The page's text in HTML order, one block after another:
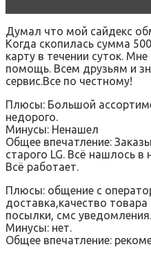
Думал что мой сайдекс
Когда скопилась сумма
карту в течении суток.
помощь. Всем друзьям и
сервис.Все по честному!
Плюсы: Большой
недорого.
Минусы: Ненашел
Общее впечатление:
старого LG. Всё нашлось
Всё работает.
Плюсы: общение с
доставка,качество
посылки, смс уведомления.
Минусы: нет.
Общее впечатление: